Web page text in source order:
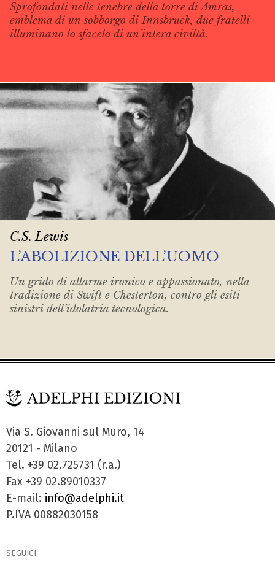
Sprofondati nelle tenebre della torre di Amras,
emblema di un sobborgo di Innsbruck, due fratelli
illuminano lo sfacelo di un’intera civiltà.
C.S. Lewis
L’ABOLIZIONE DELL’UOMO
Un grido di allarme ironico e appassionato, nella
tradizione di Swift e Chesterton, contro gli esiti
sinistri dell’idolatria tecnologica.
Via S. Giovanni sul Muro, 14
20121 - Milano
Tel. +39 02.725731 (r.a.)
Fax +39 02.89010337
E-mail: info@adelphi.it
P.IVA 00882030158
SEGUICI